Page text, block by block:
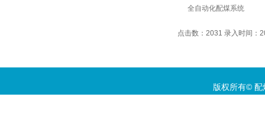
全自动化配煤系统
点击数：2031 录入时间：
版权所有©配